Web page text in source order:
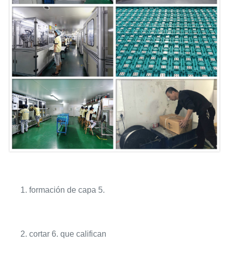
1. formación de capa 5.
2. cortar 6. que califican